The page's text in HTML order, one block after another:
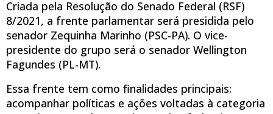
Criada pela Resolução do Senado Federal (RSF)
8/2021, a frente parlamentar será presidida pelo
senador Zequinha Marinho (PSC-PA). O vice-
presidente do grupo será o senador Wellington
Fagundes (PL-MT).
Essa frente tem como finalidades principais:
acompanhar políticas e ações voltadas à categoria